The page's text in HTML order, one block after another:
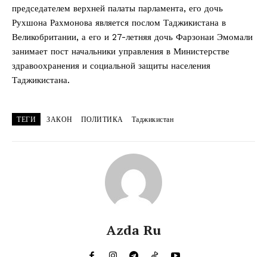
председателем верхней палаты парламента, его дочь
Рухшона Рахмонова является послом Таджикистана в
Великобритании, а его и 27-летняя дочь Фарзонаи Эмомали
занимает пост начальники управления в Министерстве
здравоохранения и социальной защиты населения
Таджикистана.
ТЕГИ ЗАКОН ПОЛИТИКА Таджикистан
Azda Ru